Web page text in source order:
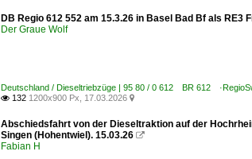
DB Regio 612 552 am 15.3.26 in Basel Bad Bf als RE3
Der Graue Wolf
Deutschland / Dieseltriebzüge | 95 80 / 0 612 BR 612
 132 1200x900 Px, 17.03.2026 
Abschiedsfahrt von der Dieseltraktion auf der
Singen (Hohentwiel). 15.03.26 
Fabian H